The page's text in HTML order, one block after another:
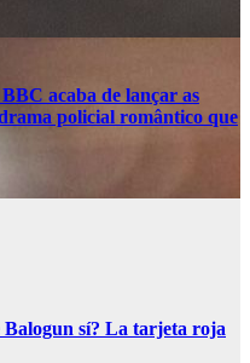
acaba de lançar as
policial romântico que
Balogun sí? La tarjeta roja